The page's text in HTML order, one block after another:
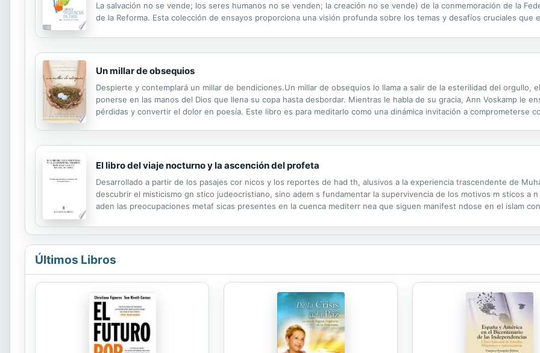
La salvación no se vende; los seres humanos no se venden; la creación no se vende) de la conmemoración de la
de la Reforma. Esta colección de ensayos proporciona una visión profunda sobre los temas y desafíos cruciales que
Un millar de obsequios
Despierte y contemplará un millar de bendiciones.Un millar de obsequios lo llama a salir de la esterilidad del orgullo,
ponerse en las manos del Dios que llena su copa hasta desbordar. Mientras le habla de su gracia, Ann Voskamp le
pérdidas y convertir el dolor en poesía. Este libro es para meditarlo como una dinámica invitación a comprometerse
El libro del viaje nocturno y la ascención del profeta
Desarrollado a partir de los pasajes cor nicos y los reportes de had th, alusivos a la experiencia trascendente de
descubrir el misticismo gn stico judeocristiano, sino adem s fundamentar la supervivencia de los motivos m sticos a
aden las preocupaciones metaf sicas presentes en la cuenca mediterr nea que siguen manifest ndose en el islam
Últimos Libros